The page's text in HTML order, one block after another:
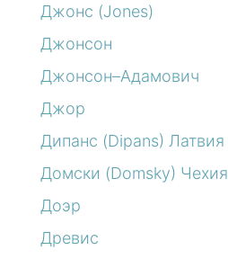
Джонс (Jones)
Джонсон
Джонсон–Адамович
Джор
Дипанс (Dipans) Латвия
Домски (Domsky) Чехия
Доэр
Древис